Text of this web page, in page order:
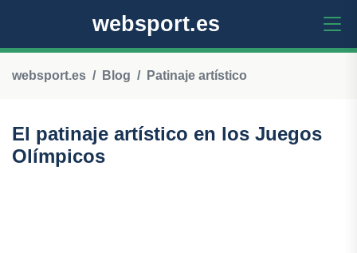
websport.es
websport.es Blog Patinaje artístico
El patinaje artístico en los Juegos
Olímpicos